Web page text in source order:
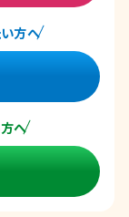
方へ
へ